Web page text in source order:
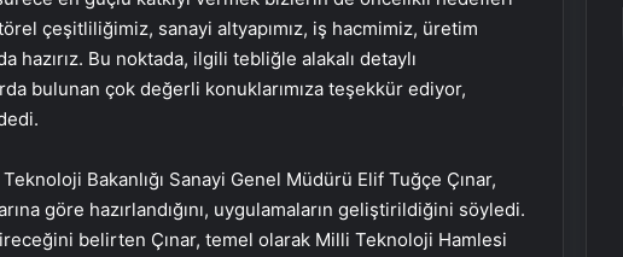
çeşitliliğimiz, sanayi altyapımız, iş hacmimiz, üretim
hazırız. Bu noktada, ilgili tebliğle alakalı detaylı
bulunan çok değerli konuklarımıza teşekkür ediyor,
Bakanlığı Sanayi Genel Müdürü Elif Tuğçe Çınar,
göre hazırlandığını, uygulamaların geliştirildiğini söyledi.
belirten Çınar, temel olarak Milli Teknoloji Hamlesi